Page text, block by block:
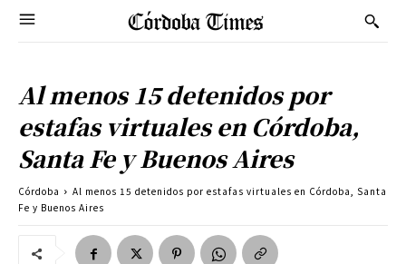
Al menos 15 detenidos por
estafas virtuales en Córdoba,
Santa Fe y Buenos Aires
Córdoba
Al menos 15 detenidos por estafas virtuales en Córdoba, Santa
Fe y Buenos Aires